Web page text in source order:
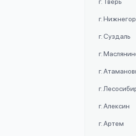
г.
г. Суздаль
г.
г.
г.
г. Алексин
г. Артем